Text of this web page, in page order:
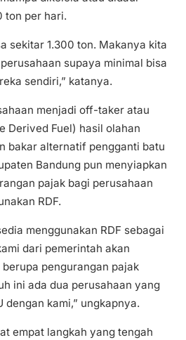
ton per hari.
sekitar 1.300 ton. Makanya kita
supaya minimal bisa
sendiri,” katanya.
menjadi off-taker atau
Derived Fuel) hasil olahan
bakar alternatif pengganti batu
Bandung pun menyiapkan
pajak bagi perusahaan
RDF.
menggunakan RDF sebagai
dari pemerintah akan
pengurangan pajak
ini ada dua perusahaan yang
dengan kami,” ungkapnya.
empat langkah yang tengah